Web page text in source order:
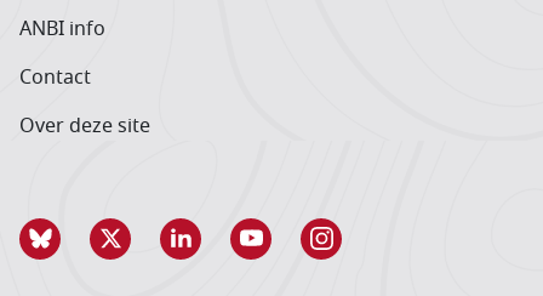
ANBI info
Contact
Over deze site